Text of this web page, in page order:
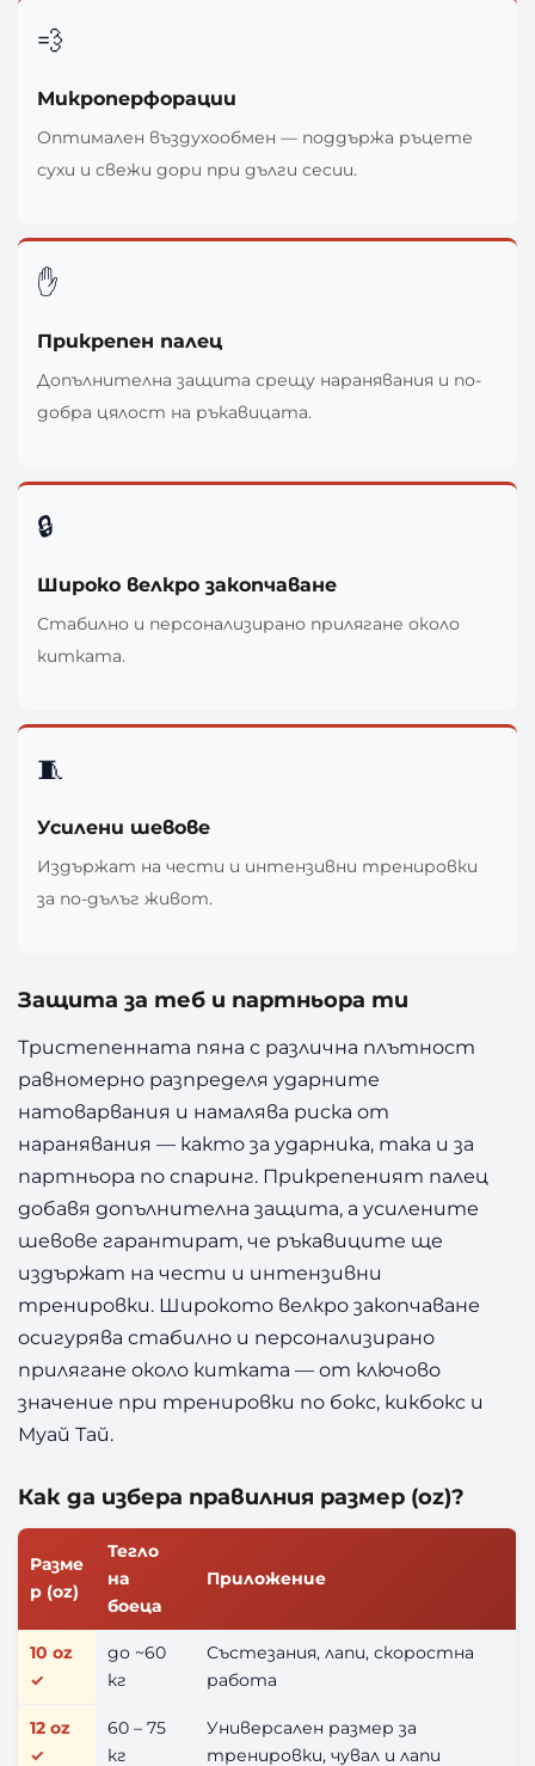
💨
Микроперфорации
Оптимален въздухообмен — поддържа ръцете
сухи и свежи дори при дълги сесии.
✋
Прикрепен палец
Допълнителна защита срещу наранявания и по-
добра цялост на ръкавицата.
🔒
Широко велкро закопчаване
Стабилно и персонализирано прилягане около
китката.
🧵
Усилени шевове
Издържат на чести и интензивни тренировки
за по-дълъг живот.
Защита за теб и партньора ти
Тристепенната пяна с различна плътност
равномерно разпределя ударните
натоварвания и намалява риска от
наранявания — както за ударника, така и за
партньора по спаринг. Прикрепеният палец
добавя допълнителна защита, а усилените
шевове гарантират, че ръкавиците ще
издържат на чести и интензивни
тренировки. Широкото велкро закопчаване
осигурява стабилно и персонализирано
прилягане около китката — от ключово
значение при тренировки по бокс, кикбокс и
Муай Тай.
Как да избера правилния размер (oz)?
Разме
р (oz)
Тегло
на
боеца
Приложение
10 oz
✓
до ~60
кг
Състезания, лапи, скоростна
работа
12 oz
✓
60 – 75
кг
Универсален размер за
тренировки, чувал и лапи